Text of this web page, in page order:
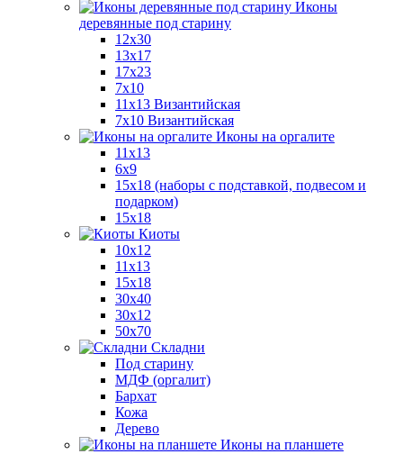
Иконы
деревянные под старину
12х30
13x17
17x23
7x10
11x13 Византийская
7x10 Византийская
Иконы на оргалите
11x13
6x9
15х18 (наборы с подставкой, подвесом и
подарком)
15x18
Киоты
10x12
11x13
15x18
30x40
30х12
50x70
Складни
Под старину
МДФ (оргалит)
Бархат
Кожа
Дерево
Иконы на планшете